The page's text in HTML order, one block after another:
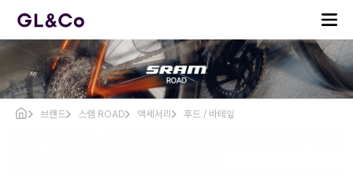
브랜드 스램 ROAD 액세서리 후드 / 바테잎